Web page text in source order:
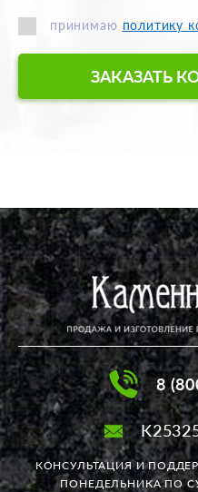
принимаю политику
ЗАКАЗАТЬ
8
КОНСУЛЬТАЦИЯ И
ПОНЕДЕЛЬНИКА ПО